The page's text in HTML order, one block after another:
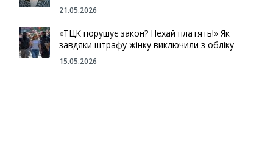
21.05.2026
«ТЦК порушує закон? Нехай платять!» Як
завдяки штрафу жінку виключили з обліку
15.05.2026